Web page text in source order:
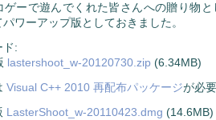
ゲーで遊んでくれた皆さんへの贈り物
ワーアップ版としておきました。
ド:
lastershoot_w-20120730.zip (6.34MB)
Visual C++ 2010 再配布パッケージが必
LasterShoot_w-20110423.dmg (14.6MB)